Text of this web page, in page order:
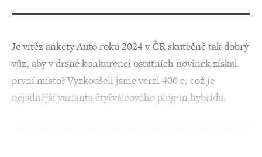
Je vítěz ankety Auto roku 2024 v ČR skutečně tak dobrý
vůz, aby v drsné konkurenci ostatních novinek získal
první místo? Vyzkoušeli jsme verzi 400 e, což je
nejsilnější varianta čtyřválcového plug-in hybridu.